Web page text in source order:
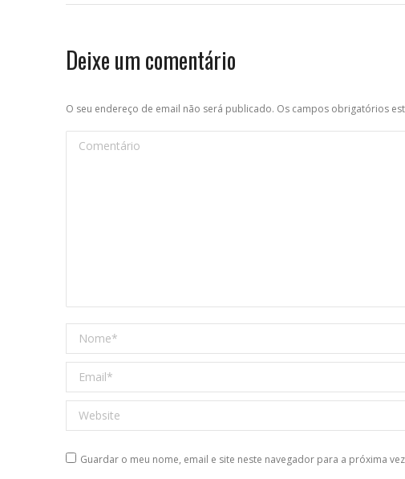
Deixe um comentário
O seu endereço de email não será publicado. Os campos obrigatórios
Comentário
Nome *
Email *
Website
Guardar o meu nome, email e site neste navegador para a próxima